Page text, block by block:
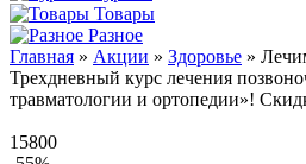
Товары
Разное
Главная » Акции » Здоровье »
Трехдневный курс лечения
травматологии и ортопедии»!
15800